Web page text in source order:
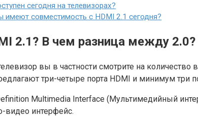
сегодня на телевизорах?
имеют совместимость с HDMI 2.1 сегодня?
2.1? В чем разница между 2.0?
вы в частности смотрите на
три-четыре порта HDMI и минимум три
Multimedia Interface (Мультимедийный
видео интерфейс.